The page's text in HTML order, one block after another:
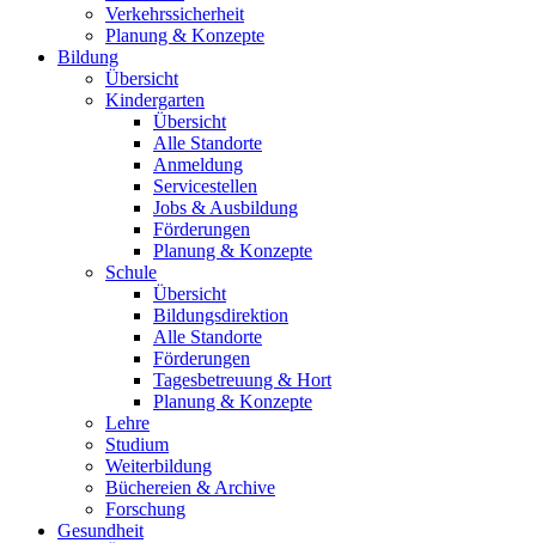
Verkehrssicherheit
Planung & Konzepte
Bildung
Übersicht
Kindergarten
Übersicht
Alle Standorte
Anmeldung
Servicestellen
Jobs & Ausbildung
Förderungen
Planung & Konzepte
Schule
Übersicht
Bildungsdirektion
Alle Standorte
Förderungen
Tagesbetreuung & Hort
Planung & Konzepte
Lehre
Studium
Weiterbildung
Büchereien & Archive
Forschung
Gesundheit